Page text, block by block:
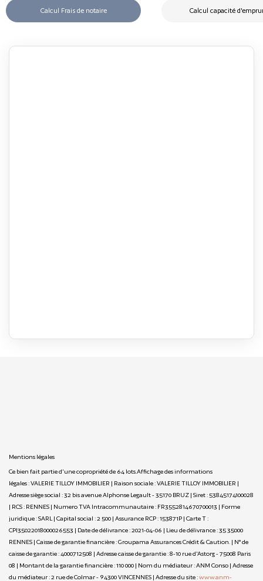
Calcul Frais de notaire Calcul capacité
Mentions légales
Ce bien fait partie d'une copropriété de 64 lots.Affichage des informations
légales : VALERIE TILLOY IMMOBILIER | Raison sociale : VALERIE TILLOY IMMOBILIER |
Adresse siège social : 32 bis avenue Alphonse Legault - 35170 BRUZ | Siret : 53845174100028
| RCS : RENNES | Numero TVA Intracommunautaire : FR3552814670700013 | Forme
juridique : SARL | Capital social : 2 500 | Assurance RCP : 153871P | Carte T :
CPI35022018000026553 | Date de délivrance : 2021-04-06 | Lieu de délivrance : 35 35000
RENNES | Caisse de garantie financière : Groupama Assurances Crédit & Caution. | N° de
caisse de garantie : 4000712508 | Adresse caisse de garantie : 8-10 rue d'Astorg - 75008 Paris
08 | Montant de la garantie financière : 110 000 | Nom du médiateur : ANM Conso | Adresse
du médiateur : 2 rue de Colmar - 94300 VINCENNES | Adresse du site :www.anm-